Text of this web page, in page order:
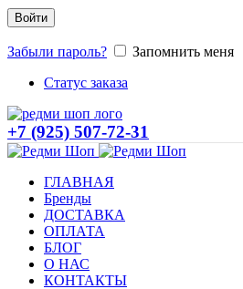
Войти
Забыли пароль?
Запомнить меня
Статус заказа
+7 (925) 507-72-31
ГЛАВНАЯ
Бренды
ДОСТАВКА
ОПЛАТА
БЛОГ
О НАС
КОНТАКТЫ